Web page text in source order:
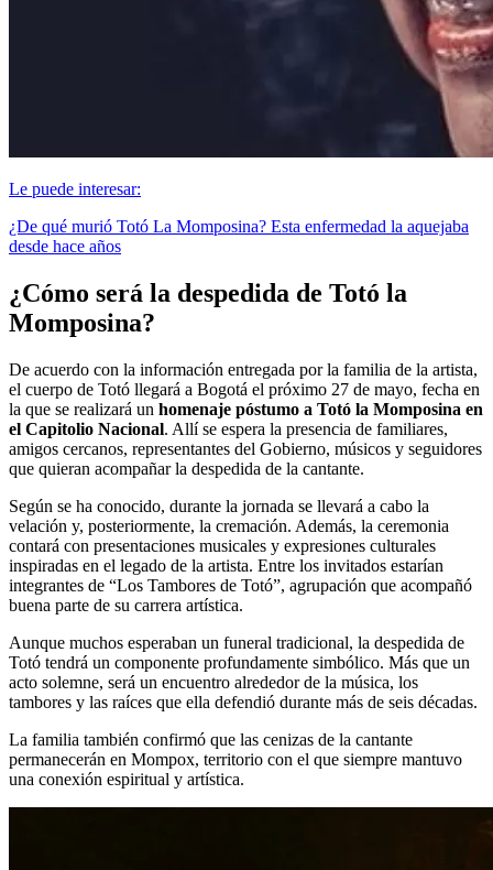
Le puede interesar:
¿De qué murió Totó La Momposina? Esta enfermedad la aquejaba
desde hace años
¿Cómo será la despedida de Totó la
Momposina?
De acuerdo con la información entregada por la familia de la artista,
el cuerpo de Totó llegará a Bogotá el próximo 27 de mayo, fecha en
la que se realizará un homenaje póstumo a Totó la Momposina en
el Capitolio Nacional. Allí se espera la presencia de familiares,
amigos cercanos, representantes del Gobierno, músicos y seguidores
que quieran acompañar la despedida de la cantante.
Según se ha conocido, durante la jornada se llevará a cabo la
velación y, posteriormente, la cremación. Además, la ceremonia
contará con presentaciones musicales y expresiones culturales
inspiradas en el legado de la artista. Entre los invitados estarían
integrantes de “Los Tambores de Totó”, agrupación que acompañó
buena parte de su carrera artística.
Aunque muchos esperaban un funeral tradicional, la despedida de
Totó tendrá un componente profundamente simbólico. Más que un
acto solemne, será un encuentro alrededor de la música, los
tambores y las raíces que ella defendió durante más de seis décadas.
La familia también confirmó que las cenizas de la cantante
permanecerán en Mompox, territorio con el que siempre mantuvo
una conexión espiritual y artística.